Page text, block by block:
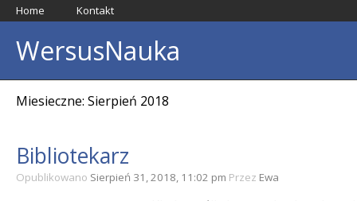
Home Kontakt
WersusNauka
Miesieczne: Sierpień 2018
Bibliotekarz
Opublikowano Sierpień 31, 2018, 11:02 pm Przez Ewa